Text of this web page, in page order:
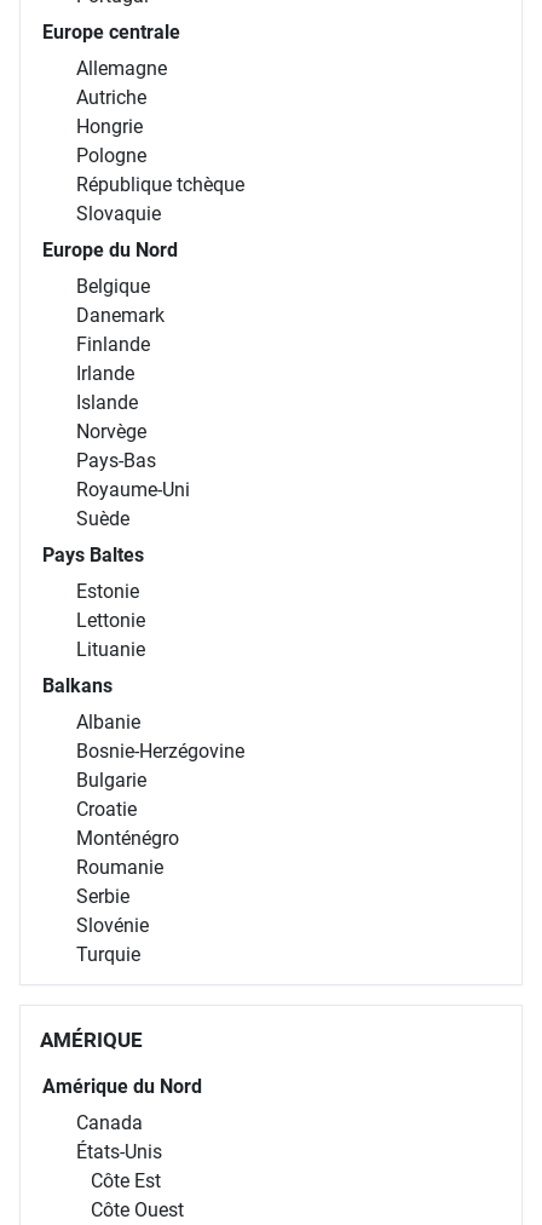
Europe centrale
Allemagne
Autriche
Hongrie
Pologne
République tchèque
Slovaquie
Europe du Nord
Belgique
Danemark
Finlande
Irlande
Islande
Norvège
Pays-Bas
Royaume-Uni
Suède
Pays Baltes
Estonie
Lettonie
Lituanie
Balkans
Albanie
Bosnie-Herzégovine
Bulgarie
Croatie
Monténégro
Roumanie
Serbie
Slovénie
Turquie
AMÉRIQUE
Amérique du Nord
Canada
États-Unis
Côte Est
Côte Ouest